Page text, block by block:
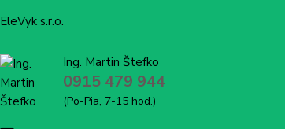
EleVyk s.r.o.
Ing. Martin Štefko
0915 479 944
(Po-Pia, 7-15 hod.)